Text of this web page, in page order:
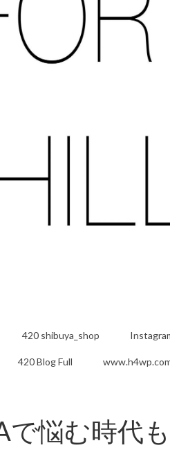
420 shibuya_shop
420 Blog Full
で悩む時代